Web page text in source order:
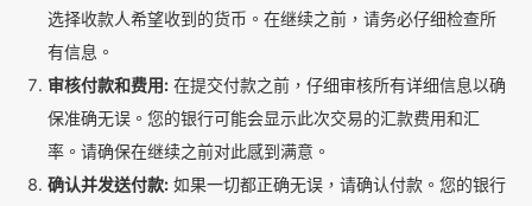
选择收款人希望收到的货币。在继续之前，请务必仔细检查所
有信息。
审核付款和费用: 在提交付款之前，仔细审核所有详细信息以确
保准确无误。您的银行可能会显示此次交易的汇款费用和汇
率。请确保在继续之前对此感到满意。
确认并发送付款: 如果一切都正确无误，请确认付款。您的银行